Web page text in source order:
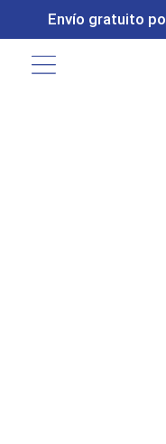
Envío gratuito